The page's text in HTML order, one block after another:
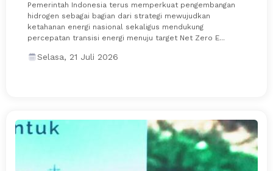
Pemerintah Indonesia terus memperkuat pengembangan
hidrogen sebagai bagian dari strategi mewujudkan
ketahanan energi nasional sekaligus mendukung
percepatan transisi energi menuju target Net Zero E...
Selasa, 21 Juli 2026